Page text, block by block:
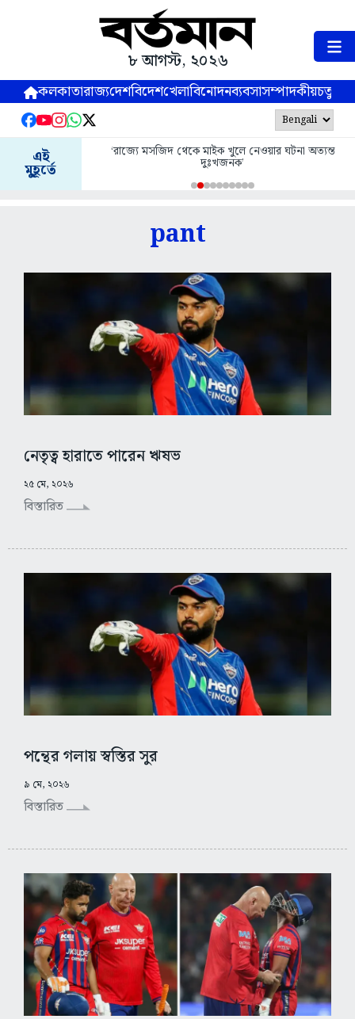
৮ আগস্ট, ২০২৬
কলকাতারাজ্যদেশবিদেশখেলাবিনোদনব্যবসাসম্পাদকীয়
এই
মুহূর্তে
‘রাজ্যে মসজিদ থেকে মাইক খুলে নেওয়ার ঘটনা অত্যন্ত
দুঃখজনক’
pant
নেতৃত্ব হারাতে পারেন ঋষভ
২৫ মে, ২০২৬
বিস্তারিত
পন্থের গলায় স্বস্তির সুর
৯ মে, ২০২৬
বিস্তারিত